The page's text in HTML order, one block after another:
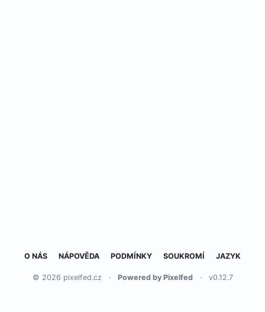
O NÁS NÁPOVĚDA PODMÍNKY SOUKROMÍ JAZYK
© 2026 pixelfed.cz · Powered by Pixelfed · v0.12.7